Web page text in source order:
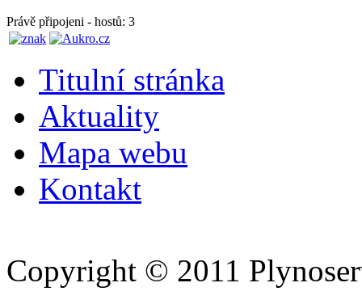
Právě připojeni - hostů: 3
Titulní stránka
Aktuality
Mapa webu
Kontakt
Copyright © 2011